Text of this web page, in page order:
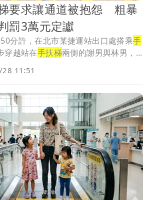
要求讓通道被抱怨 粗暴
罰3萬元定讞
分許，在北市某捷運站出口處搭乘手
穿越站在手扶梯兩側的謝男與林男，...
11:51